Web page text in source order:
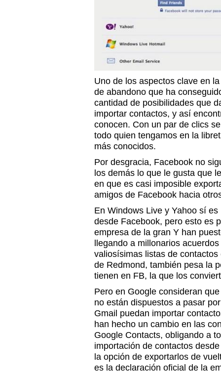
Uno de los aspectos clave en
de abandono que ha
cantidad de posibilidades que
importar contactos, y así
conocen. Con un par de clics
todo quien tengamos en la
más conocidos.
Por desgracia, Facebook no
los demás lo que le gusta que
en que es casi imposible
amigos de Facebook hacia
En Windows Live y Yahoo sí
desde Facebook, pero esto es
empresa de la gran Y han
llegando a millonarios
valiosísimas listas de
de Redmond, también pesa la
tienen en FB, la que los
Pero en Google consideran
no están dispuestos a pasar
Gmail puedan importar
han hecho un cambio en las
Google Contacts, obligando a
importación de contactos
la opción de exportarlos de
es la declaración oficial de la